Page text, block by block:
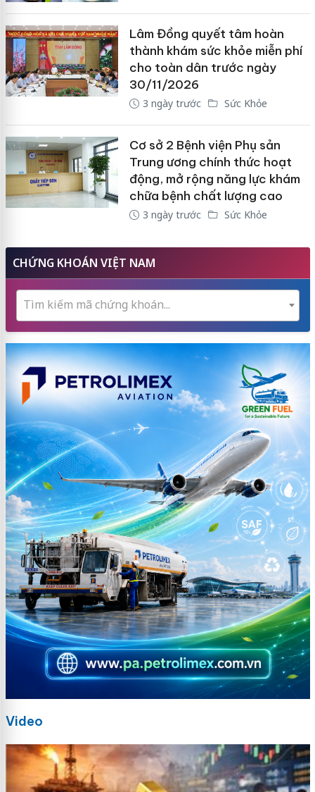
Lâm Đồng quyết tâm hoàn
thành khám sức khỏe miễn phí
cho toàn dân trước ngày
30/11/2026
3 ngày trước Sức Khỏe
Cơ sở 2 Bệnh viện Phụ sản
Trung ương chính thức hoạt
động, mở rộng năng lực khám
chữa bệnh chất lượng cao
3 ngày trước Sức Khỏe
CHỨNG KHOÁN VIỆT NAM
Tìm kiếm mã chứng khoán...
Video